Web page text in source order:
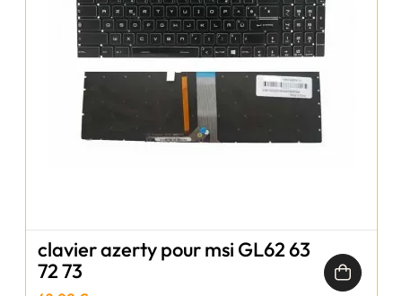
clavier azerty pour msi GL62 63
72 73